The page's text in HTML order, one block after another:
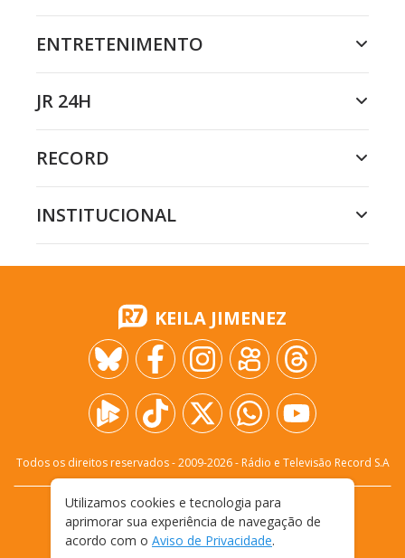
ENTRETENIMENTO
JR 24H
RECORD
INSTITUCIONAL
KEILA JIMENEZ
Todos os direitos reservados - 2009-2026- Rádio e Televisão Record S.A
FALE CONOSCO
PRIVACIDADE
TERMOS E CONDIÇÕES DE USO
Utilizamos cookies e tecnologia para
aprimorar sua experiência de navegação de
acordo com o Aviso de Privacidade.